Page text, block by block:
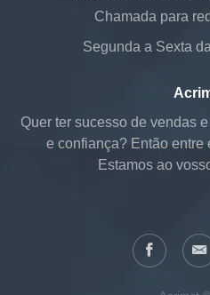
Chamada para
Segunda a Sexta
Quer ter sucesso de vendas
e confiança? Então entre
Estamos ao